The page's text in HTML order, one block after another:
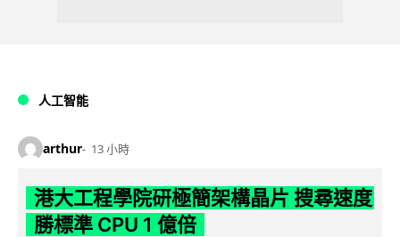
人工智能
arthur 13 小時
港大工程學院研極簡架構晶片 搜尋速度
勝標準 CPU 1 億倍